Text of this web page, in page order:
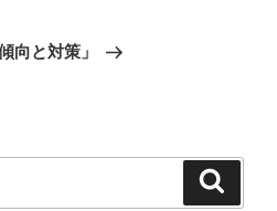
向と対策」